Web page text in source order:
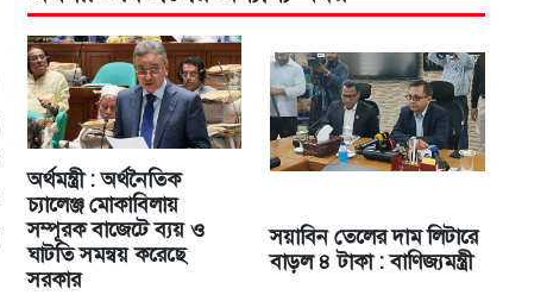
অর্থমন্ত্রী : অর্থনৈতিক
চ্যালেঞ্জ মোকাবিলায়
সম্পূরক বাজেটে ব্যয় ও
ঘাটতি সমন্বয় করেছে
সরকার
সয়াবিন তেলের দাম লিটারে
বাড়ল ৪ টাকা : বাণিজ্যমন্ত্রী